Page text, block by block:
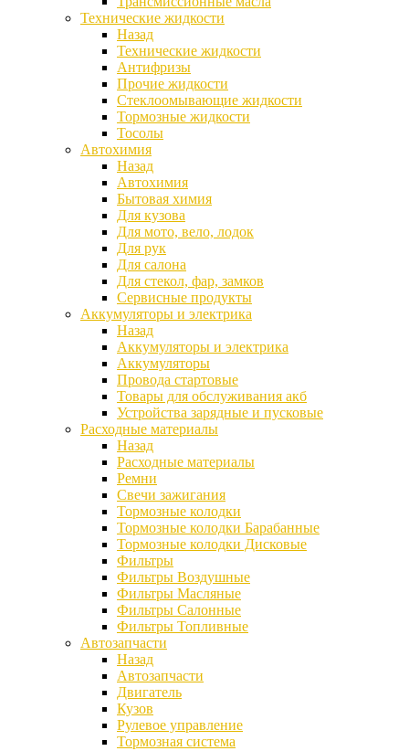
Технические жидкости
Назад
Технические жидкости
Антифризы
Прочие жидкости
Стеклоомывающие жидкости
Тормозные жидкости
Тосолы
Автохимия
Назад
Автохимия
Бытовая химия
Для кузова
Для мото, вело, лодок
Для рук
Для салона
Для стекол, фар, замков
Сервисные продукты
Аккумуляторы и электрика
Назад
Аккумуляторы и электрика
Аккумуляторы
Провода стартовые
Товары для обслуживания акб
Устройства зарядные и пусковые
Расходные материалы
Назад
Расходные материалы
Ремни
Свечи зажигания
Тормозные колодки
Тормозные колодки Барабанные
Тормозные колодки Дисковые
Фильтры
Фильтры Воздушные
Фильтры Масляные
Фильтры Салонные
Фильтры Топливные
Автозапчасти
Назад
Автозапчасти
Двигатель
Кузов
Рулевое управление
Тормозная система